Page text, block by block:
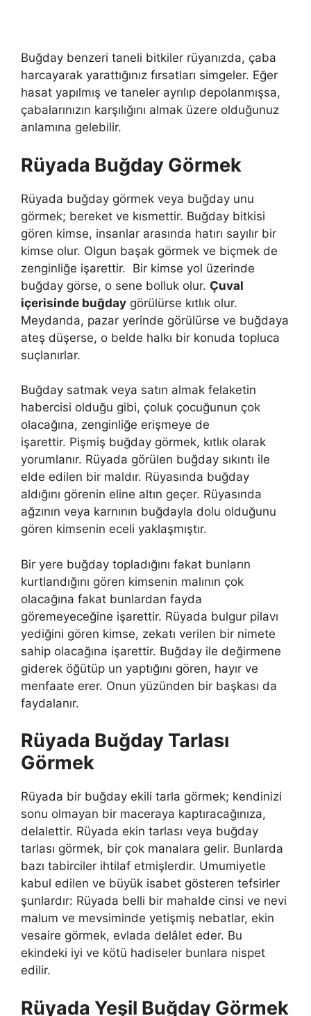
Buğday benzeri taneli bitkiler rüyanızda, ça­ba
harcayarak yarattığınız fırsatları simgeler. Eğer
hasat yapılmış ve taneler ayrılıp depolanmışsa,
çabalarınızın karşılığını almak üze­re olduğunuz
anlamına gelebilir.
Rüyada Buğday Görmek
Rüyada buğday görmek veya buğday unu
görmek; bereket ve kısmettir. Buğday bitkisi
gören kimse, insanlar arasında hatırı sayılır bir
kimse olur. Olgun başak görmek ve biçmek de
zenginliğe işarettir. Bir kimse yol üzerinde
buğday görse, o sene bolluk olur. Çuval
içerisinde buğday görülürse kıtlık olur.
Meydanda, pazar yerinde görülürse ve buğdaya
ateş düşerse, o belde halkı bir konuda topluca
suçlanırlar.
Buğday satmak veya satın almak felaketin
habercisi olduğu gibi, çoluk çocuğunun çok
olacağına, zenginliğe erişmeye de
işarettir. Pişmiş buğday görmek, kıtlık olarak
yorumlanır. Rüyada görülen buğday sıkıntı ile
elde edilen bir maldır. Rüyasında buğday
aldığını görenin eline altın geçer. Rüyasında
ağzının veya karnının buğdayla dolu olduğunu
gören kimsenin eceli yaklaşmıştır.
Bir yere buğday topladığını fakat bunların
kurtlandığını gören kimsenin malının çok
olacağına fakat bunlardan fayda
göremeyeceğine işarettir. Rüyada bulgur pilavı
yediğini gören kimse, zekatı verilen bir nimete
sahip olacağına işarettir. Buğday ile değirmene
giderek öğütüp un yaptığını gören, hayır ve
menfaate erer. Onun yüzünden bir başkası da
faydalanır.
Rüyada Buğday Tarlası
Görmek
Rüyada bir buğday ekili tarla görmek; kendinizi
sonu olmayan bir maceraya kaptıracağınıza,
delalettir. Rüyada ekin tarlası veya buğday
tarlası görmek, bir çok manalara gelir. Bunlarda
bazı tabirciler ihtilaf etmişlerdir. Umumiyetle
kabul edilen ve büyük isabet gösteren tefsirler
şunlardır: Rüyada belli bir mahalde cinsi ve nevi
malum ve mevsiminde yetişmiş nebatlar, ekin
vesaire görmek, evlada delâlet eder. Bu
ekindeki iyi ve kötü hadiseler bunlara nispet
edilir.
Rüyada Yeşil Buğday Görmek